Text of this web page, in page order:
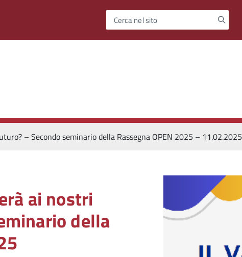
Cerca nel sito
– Secondo seminario della Rassegna OPEN 2025 – 11.02.2025
ai nostri
della